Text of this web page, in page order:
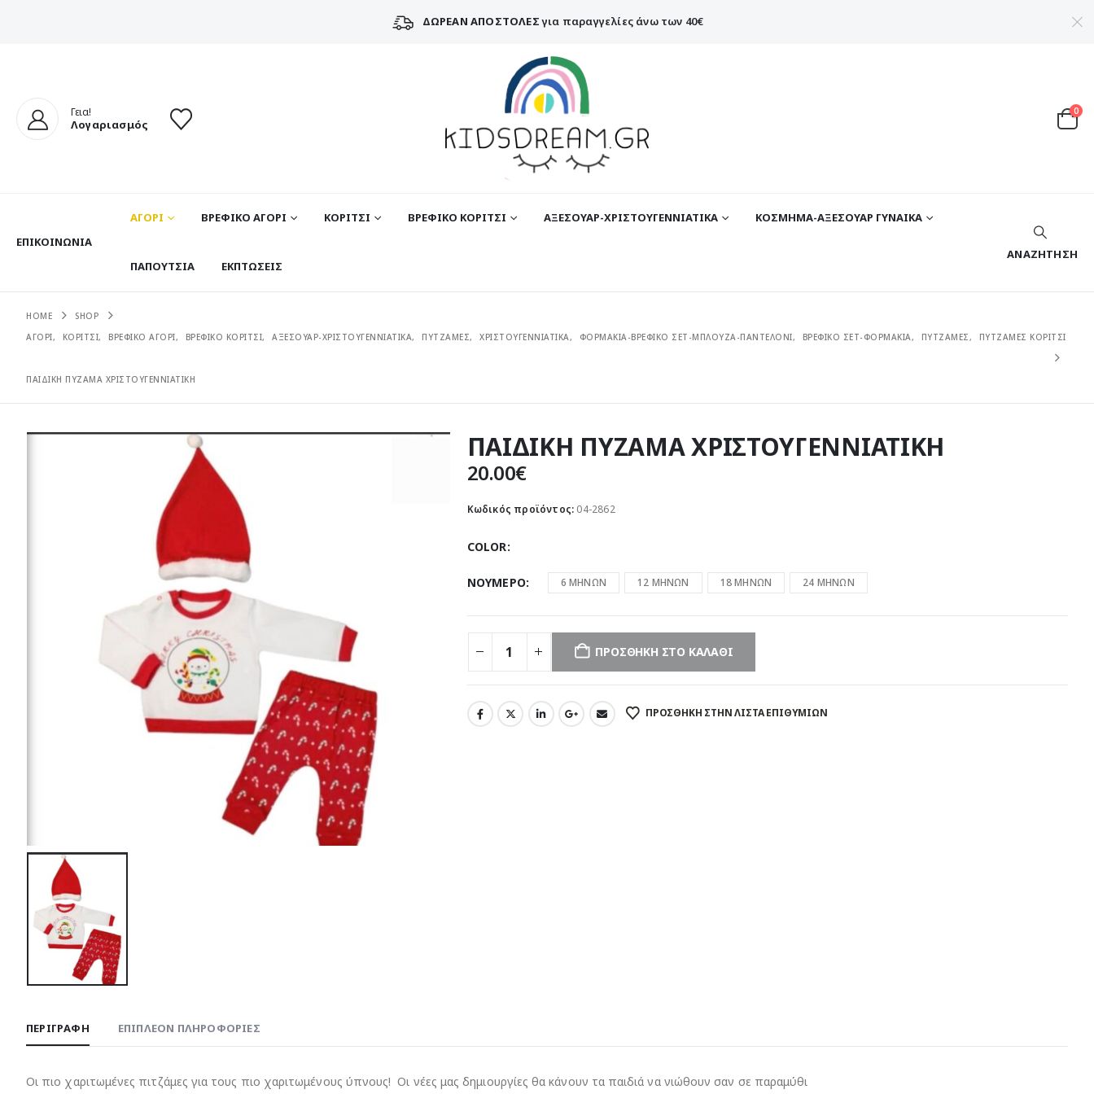
ΔΩΡΕΑΝ ΑΠΟΣΤΟΛΕΣγια παραγγελίες άνω των 40€
Γεια!
Λογαριασμός
0
ΕΠΙΚΟΙΝΩΝΊΑ
ΑΓΟΡΙ ΒΡΕΦΙΚΟ ΑΓΟΡΙ ΚΟΡΙΤΣΙ ΒΡΕΦΙΚΟ ΚΟΡΙΤΣΙ ΑΞΕΣΟΥΑΡ-ΧΡΙΣΤΟΥΓΕΝΝΙΑΤΙΚΑ ΚΟΣΜΗΜΑ-ΑΞΕΣΟΥΑΡ ΓΥΝΑΙΚΑ
ΠΑΠΟΥΤΣΙΑ ΕΚΠΤΩΣΕΙΣ
ΑΝΑΖΉΤΗΣΗ
HOME
SHOP
ΑΓΟΡΙ, ΚΟΡΙΤΣΙ, ΒΡΕΦΙΚΟ ΑΓΟΡΙ, ΒΡΕΦΙΚΟ ΚΟΡΙΤΣΙ, ΑΞΕΣΟΥΑΡ-ΧΡΙΣΤΟΥΓΕΝΝΙΑΤΙΚΑ, ΠΥΤΖΑΜΕΣ, ΧΡΙΣΤΟΥΓΕΝΝΙΑΤΙΚΑ, ΦΟΡΜΑΚΙΑ-ΒΡΕΦΙΚΟ ΣΕΤ-ΜΠΛΟΥΖΑ-ΠΑΝΤΕΛΟΝΙ, ΒΡΕΦΙΚΟ ΣΕΤ-ΦΟΡΜΑΚΙΑ, ΠΥΤΖΑΜΕΣ, ΠΥΤΖΑΜΕΣ ΚΟΡΙΤΣΙ
ΠΑΙΔΙΚΗ ΠΥΖΑΜΑ ΧΡΙΣΤΟΥΓΕΝΝΙΑΤΙΚΗ
ΠΑΙΔΙΚΗ ΠΥΖΑΜΑ ΧΡΙΣΤΟΥΓΕΝΝΙΑΤΙΚΗ
20.00€
Κωδικός προϊόντος: 04-2862
COLOR
ΝΟΥΜΕΡΟ 6 ΜΗΝΩΝ 12 ΜΗΝΩΝ 18 ΜΗΝΩΝ 24 ΜΗΝΩΝ
ΠΡΟΣΘΉΚΗ ΣΤΟ ΚΑΛΆΘΙ
ΠΡΌΣΘΉΚΗ ΣΤΗΝ ΛΊΣΤΑ ΕΠΙΘΥΜΙΏΝ
ΠΕΡΙΓΡΑΦΉ ΕΠΙΠΛΈΟΝ ΠΛΗΡΟΦΟΡΊΕΣ
Οι πιο χαριτωμένες πιτζάμες για τους πιο χαριτωμένους ύπνους! Οι νέες μας δημιουργίες θα κάνουν τα παιδιά να νιώθουν σαν σε παραμύθι